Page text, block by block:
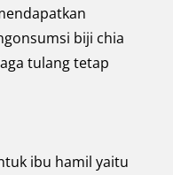
biji chia
tulang tetap
ibu hamil yaitu